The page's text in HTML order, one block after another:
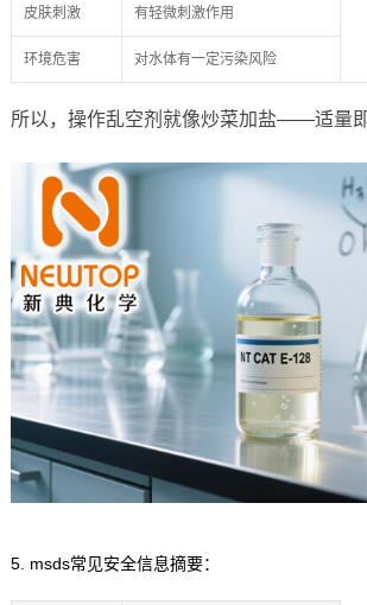
皮肤刺激 有轻微刺激作用
环境危害 对水体有一定污染风险
所以，操作乱空剂就像炒菜加盐——适量即
5. msds常见安全信息摘要：